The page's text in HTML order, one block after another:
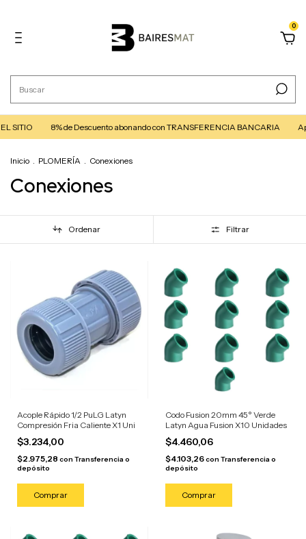
0
8% de Descuento abonando con TRANSFERENCIA BANCARIA Aprovechá
Inicio . PLOMERÍA . Conexiones
Conexiones
Ordenar Filtrar
Acople Rápido 1/2 PuLG Latyn
Compresión Fria Caliente X1 Uni
$3.234,00
$2.975,28 con Transferencia o
depósito
Codo Fusion 20mm 45° Verde
Latyn Agua Fusion X10 Unidades
$4.460,06
$4.103,26con Transferencia o
depósito